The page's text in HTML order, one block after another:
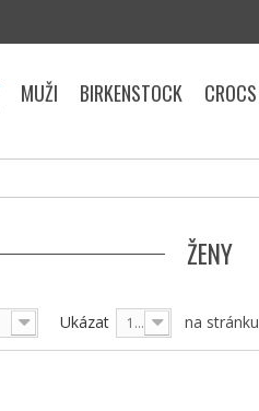
ŽENY
Ukázat 12 na stránku
MUŽI BIRKENSTOCK CROCS